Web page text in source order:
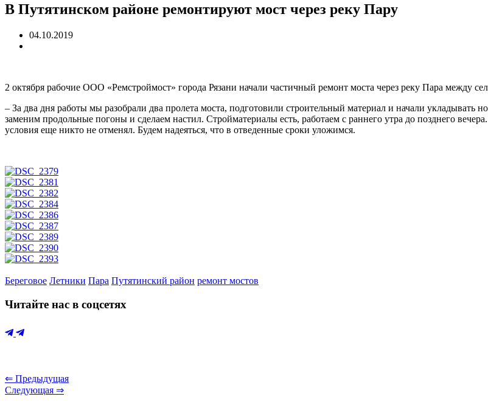
В Путятинском районе ремонтируют мост через реку Пару
04.10.2019
2 октября рабочие ООО «Ремстроймост» города Рязани начали частичный ремонт моста через реку Пара между
– За два дня работы мы разобрали два пролета моста, подготовили строительный материал и начали укладывать
заменим продольные погоны и сделаем настил. Стройматериалы есть, работаем с раннего утра до позднего
условия еще никто не отменял. Будем надеяться, что в отведенные сроки уложимся.
Береговое Летники Пара Путятинский район ремонт мостов
Читайте нас в соцсетях
⇐ Предыдущая
Следующая ⇒